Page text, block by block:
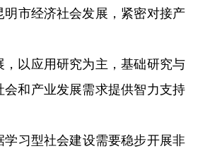
昆明市经济社会发展，紧密对接产
以应用研究为主，基础研究与
社会和产业发展需求提供智力支持
学习型社会建设需要稳步开展非